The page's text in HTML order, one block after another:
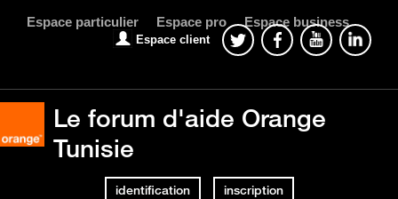
Espace particulier Espace pro Espace business
Espace client
Le forum d'aide Orange
Tunisie
identification inscription